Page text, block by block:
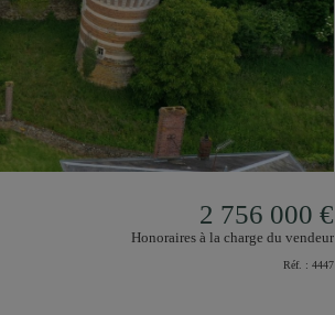
2 756 000 €
Honoraires à la charge du vendeur
Réf. : 4447